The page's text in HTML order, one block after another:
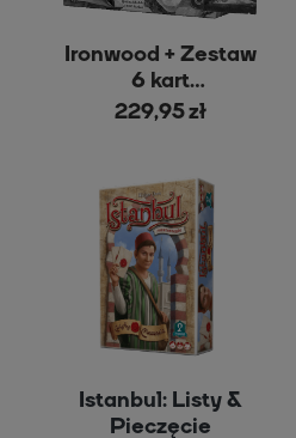
Ironwood + Zestaw
6 kart
Promocyjnych
229,95 zł
Istanbul: Listy &
Pieczęcie